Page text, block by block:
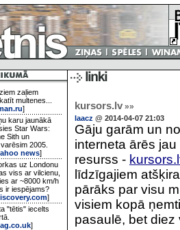
zaļiem
multenes...
]
karu jaunākā
Star Wars:
Sith un
2005.
news]
uz Londonu
viss ar vilcienu,
ar ~8000 km/h
ir iespējams?
]
"tētis" iecelts
]
kursors.lv »»
laacz @ 2014-04-07 21:03
Gāju garām un
interneta ārēs
resurss -
līdzīgajiem
pārāks par visu
visiem kopā
pasaulē, bet